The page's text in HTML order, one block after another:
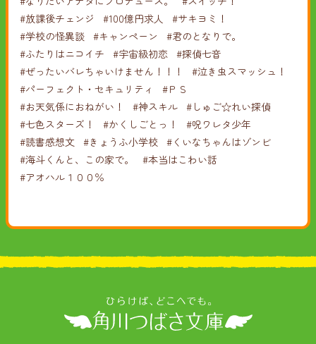
#放課後チェンジ
#100億円求人
#サキヨミ！
#学校の怪異談 #キャンペーン
#君のとなりで。
#ふたりはニコイチ
#宇宙級初恋 #探偵七音
#ぜったいバレちゃいけません！！！
#泣き虫スマッシュ！
#パーフェクト・セキュリティ
#ＰＳ
#お天気係におねがい！
#神スキル #しゅご☆れい探偵
#七色スターズ！
#かくしごとっ！
#呪ワレタ少年
#読書感想文
#きょうふ小学校 #くいなちゃんはゾンビ
#海斗くんと、この家で。
#本当はこわい話
#アオハル１００％